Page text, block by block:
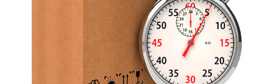
Лука-Мелешковская